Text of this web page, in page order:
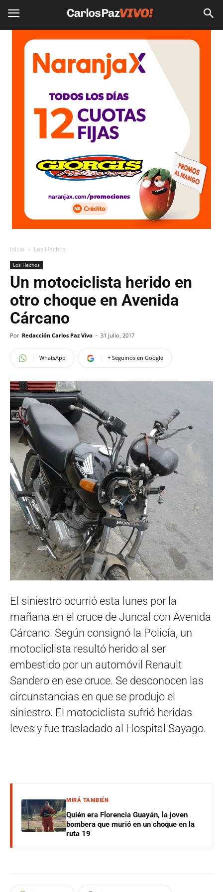
Inicio Los Hechos
Los Hechos
Un motociclista herido en
otro choque en Avenida
Cárcano
Por Redacción Carlos Paz Vivo - 31 julio, 2017
WhatsApp + Seguinos en Google
El siniestro ocurrió esta lunes por la
mañana en el cruce de Juncal con Avenida
Cárcano. Según consignó la Policía, un
motocliclista resultó herido al ser
embestido por un automóvil Renault
Sandero en ese cruce. Se desconocen las
circunstancias en que se produjo el
siniestro. El motociclista sufrió heridas
leves y fue trasladado al Hospital Sayago.
MIRÁ TAMBIÉN
Quién era Florencia Guayán, la joven
bombera que murió en un choque en la
ruta 19